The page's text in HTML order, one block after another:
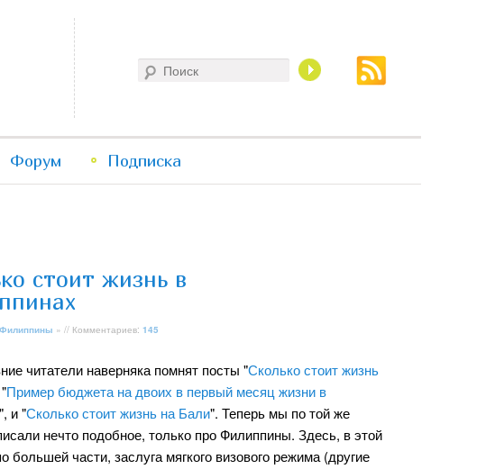
Форум Подписка
стоит жизнь в
Филиппины » // Комментариев: 145
читатели наверняка помнят посты "Сколько стоит жизнь
Пример бюджета на двоих в первый месяц жизни в
", и "Сколько стоит жизнь на Бали". Теперь мы по той же
нечто подобное, только про Филиппины. Здесь, в этой
части, заслуга мягкого визового режима (другие